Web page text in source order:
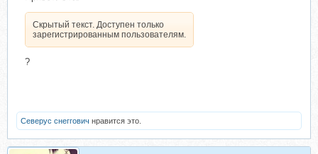
Скрытый текст. Доступен только
зарегистрированным пользователям.
?
Северус снеггович нравится это.